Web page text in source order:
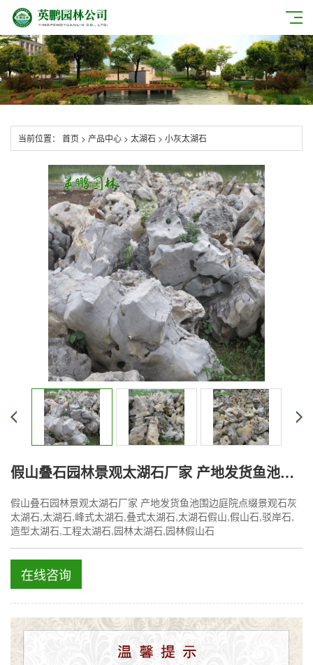
当前位置： 首页 > 产品中心 > 太湖石 > 小灰太湖石
假山叠石园林景观太湖石厂家 产地发货鱼池围边庭院点缀景观石
假山叠石园林景观太湖石厂家 产地发货鱼池围边庭院点缀景观石灰
太湖石,太湖石,峰式太湖石,叠式太湖石,太湖石假山,假山石,驳岸石,
造型太湖石,工程太湖石,园林太湖石,园林假山石
在线咨询